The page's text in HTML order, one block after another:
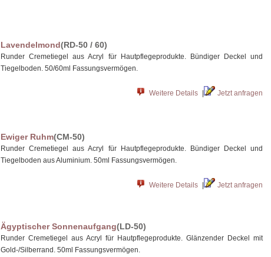
Lavendelmond(RD-50 / 60)
Runder Cremetiegel aus Acryl für Hautpflegeprodukte. Bündiger Deckel und
Tiegelboden. 50/60ml Fassungsvermögen.
Weitere Details Jetzt anfragen
Ewiger Ruhm(CM-50)
Runder Cremetiegel aus Acryl für Hautpflegeprodukte. Bündiger Deckel und
Tiegelboden aus Aluminium. 50ml Fassungsvermögen.
Weitere Details Jetzt anfragen
Ägyptischer Sonnenaufgang(LD-50)
Runder Cremetiegel aus Acryl für Hautpflegeprodukte. Glänzender Deckel mit
Gold-/Silberrand. 50ml Fassungsvermögen.